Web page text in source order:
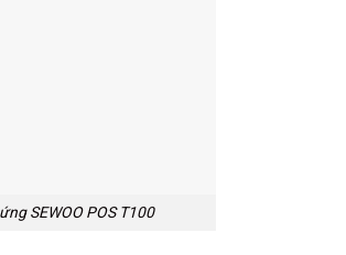
SEWOO POS T100